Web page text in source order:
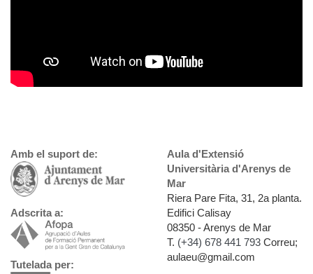
Amb el suport de:
Adscrita a:
Tutelada per:
Aula d'Extensió
Universitària d'Arenys de
Mar
Riera Pare Fita, 31, 2a planta.
Edifici Calisay
08350 - Arenys de Mar
T. (+34) 678 441 793 Correu;
aulaeu@gmail.com